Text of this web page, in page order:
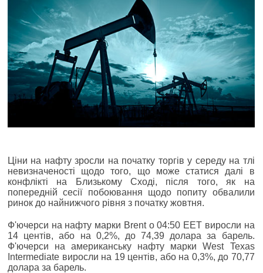
Ціни на нафту зросли на початку торгів у середу на тлі
невизначеності щодо того, що може статися далі в
конфлікті на Близькому Сході, після того, як на
попередній сесії побоювання щодо попиту обвалили
ринок до найнижчого рівня з початку жовтня.
Ф'ючерси на нафту марки Brent о 04:50 EET виросли на
14 центів, або на 0,2%, до 74,39 долара за барель.
Ф'ючерси на американську нафту марки West Texas
Intermediate виросли на 19 центів, або на 0,3%, до 70,77
долара за барель.